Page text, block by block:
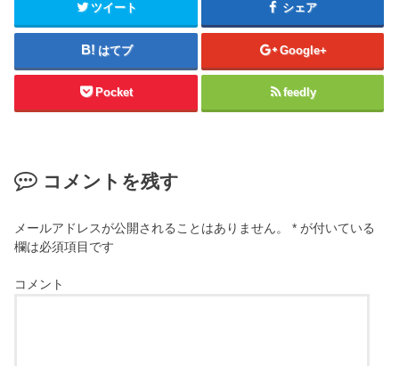
ツイート シェア
はてブ Google+
Pocket feedly
コメントを残す
メールアドレスが公開されることはありません。 * が付いている
欄は必須項目です
コメント